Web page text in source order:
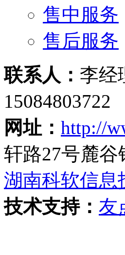
售中服务
售后服务
联系人： 李
15084803722
网址： http://
轩路27号麓谷
湖南科软信息
技术支持： 友